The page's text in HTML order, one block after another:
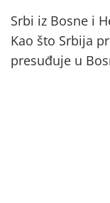
Srbi iz Bosne i
Kao što Srbija
presuđuje u